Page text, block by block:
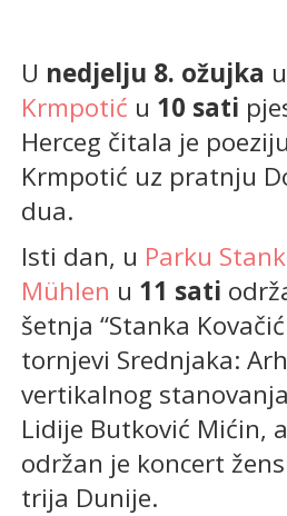
U nedjelju 8. ožujka u
Krmpotić u 10 sati
Herceg čitala je
Krmpotić uz pratnju
dua.
Isti dan, u Parku
Mühlen u 11 sati
šetnja “Stanka
tornjevi Srednjaka:
vertikalnog
Lidije Butković Mićin,
održan je koncert
trija Dunije.